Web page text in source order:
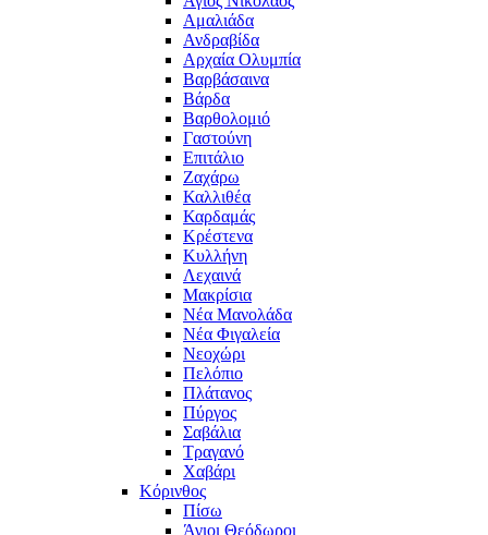
Αμαλιάδα
Ανδραβίδα
Αρχαία Ολυμπία
Βαρβάσαινα
Βάρδα
Βαρθολομιό
Γαστούνη
Επιτάλιο
Ζαχάρω
Καλλιθέα
Καρδαμάς
Κρέστενα
Κυλλήνη
Λεχαινά
Μακρίσια
Νέα Μανολάδα
Νέα Φιγαλεία
Νεοχώρι
Πελόπιο
Πλάτανος
Πύργος
Σαβάλια
Τραγανό
Χαβάρι
Κόρινθος
Πίσω
Άγιοι Θεόδωροι